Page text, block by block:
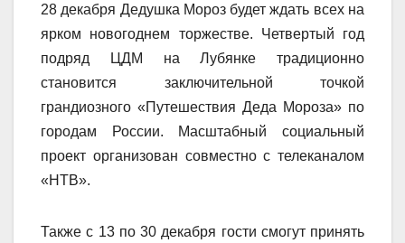
28 декабря Дедушка Мороз будет ждать всех на
ярком новогоднем торжестве. Четвертый год
подряд ЦДМ на Лубянке традиционно
становится заключительной точкой
грандиозного «Путешествия Деда Мороза» по
городам России. Масштабный социальный
проект организован совместно с телеканалом
«НТВ».
Также с 13 по 30 декабря гости смогут принять